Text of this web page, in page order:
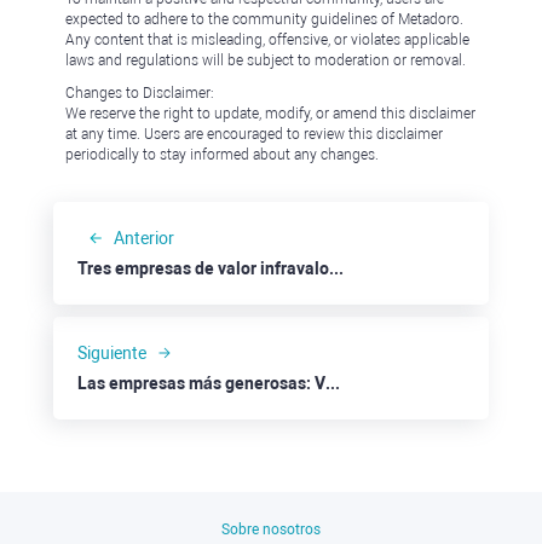
expected to adhere to the community guidelines of Metadoro.
Any content that is misleading, offensive, or violates applicable
laws and regulations will be subject to moderation or removal.
Changes to Disclaimer:
We reserve the right to update, modify, or amend this disclaimer
at any time. Users are encouraged to review this disclaimer
periodically to stay informed about any changes.
Anterior
Tres empresas de valor infravaloradas: Schlumberger
Siguiente
Las empresas más generosas: Vodafone
Sobre nosotros